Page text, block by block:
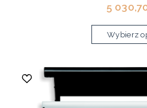
5
Wybierz